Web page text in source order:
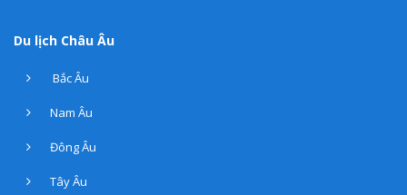
Du lịch Châu Âu
Bắc Âu
Nam Âu
Đông Âu
Tây Âu